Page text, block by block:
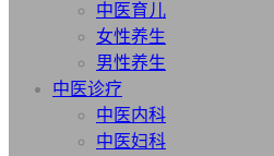
中医育儿
女性养生
男性养生
中医诊疗
中医内科
中医妇科